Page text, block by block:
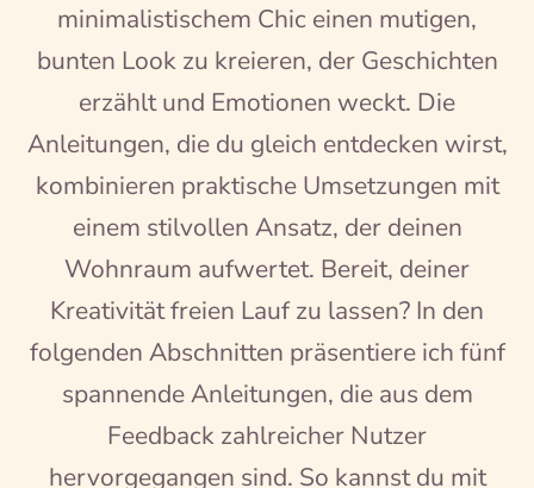
minimalistischem Chic einen mutigen,
bunten Look zu kreieren, der Geschichten
erzählt und Emotionen weckt. Die
Anleitungen, die du gleich entdecken wirst,
kombinieren praktische Umsetzungen mit
einem stilvollen Ansatz, der deinen
Wohnraum aufwertet. Bereit, deiner
Kreativität freien Lauf zu lassen? In den
folgenden Abschnitten präsentiere ich fünf
spannende Anleitungen, die aus dem
Feedback zahlreicher Nutzer
hervorgegangen sind. So kannst du mit